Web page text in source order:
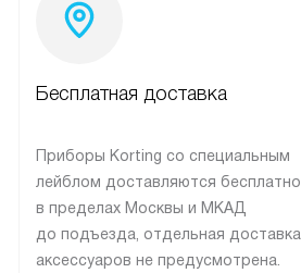
Бесплатная доставка
Приборы Korting со специальным
лейблом доставляются бесплатно
в пределах Москвы и МКАД
до подъезда, отдельная доставка
аксессуаров не предусмотрена.